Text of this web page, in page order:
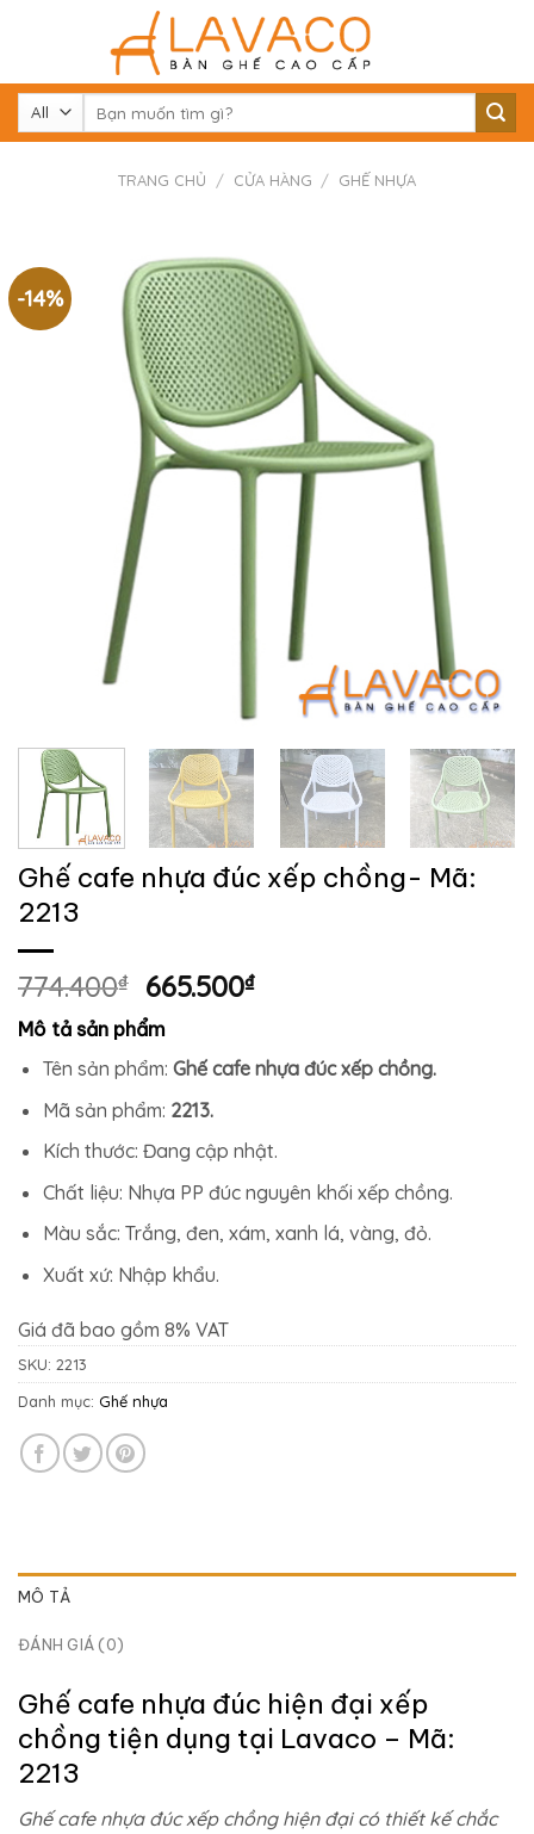
kiếm:
TRANG CHỦ / CỬA HÀNG / GHẾ NHỰA
-14%
Ghế cafe nhựa đúc xếp chồng- Mã:
2213
774.400₫
Giá
gốc
là:
774.400₫.
665.500₫Giá
là:
Mô tả sản phẩm
Tên sản phẩm: Ghế cafe nhựa đúc xếp chồng.
Mã sản phẩm: 2213.
Kích thước: Đang cập nhật.
Chất liệu: Nhựa PP đúc nguyên khối xếp chồng.
Màu sắc: Trắng, đen, xám, xanh lá, vàng, đỏ.
Xuất xứ: Nhập khẩu.
Giá đã bao gồm 8% VAT
SKU: 2213
Danh mục: Ghế nhựa
MÔ TẢ
ĐÁNH GIÁ (0)
Ghế cafe nhựa đúc hiện đại xếp
chồng tiện dụng tại Lavaco – Mã:
2213
Ghế cafe nhựa đúc xếp chồng hiện đại có thiết kế chắc